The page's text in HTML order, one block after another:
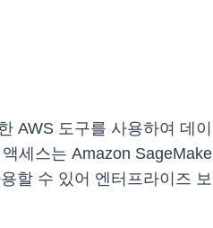
AWS 도구를 사용하여 데
세스는 Amazon
할 수 있어 엔터프라이즈